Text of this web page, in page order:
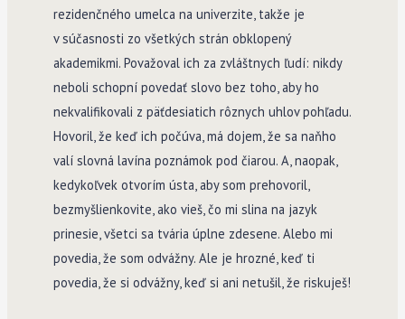
rezidenčného umelca na univerzite, takže je
v súčasnosti zo všetkých strán obklopený
akademikmi. Považoval ich za zvláštnych ľudí: nikdy
neboli schopní povedať slovo bez toho, aby ho
nekvalifikovali z päťdesiatich rôznych uhlov pohľadu.
Hovoril, že keď ich počúva, má dojem, že sa naňho
valí slovná lavína poznámok pod čiarou. A, naopak,
kedykoľvek otvorím ústa, aby som prehovoril,
bezmyšlienkovite, ako vieš, čo mi slina na jazyk
prinesie, všetci sa tvária úplne zdesene. Alebo mi
povedia, že som odvážny. Ale je hrozné, keď ti
povedia, že si odvážny, keď si ani netušil, že riskuješ!